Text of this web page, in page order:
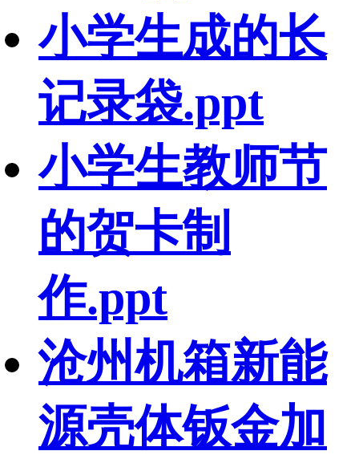
小学生成的长
记录袋.ppt
小学生教师节
的贺卡制
作.ppt
沧州机箱新能
源壳体钣金加